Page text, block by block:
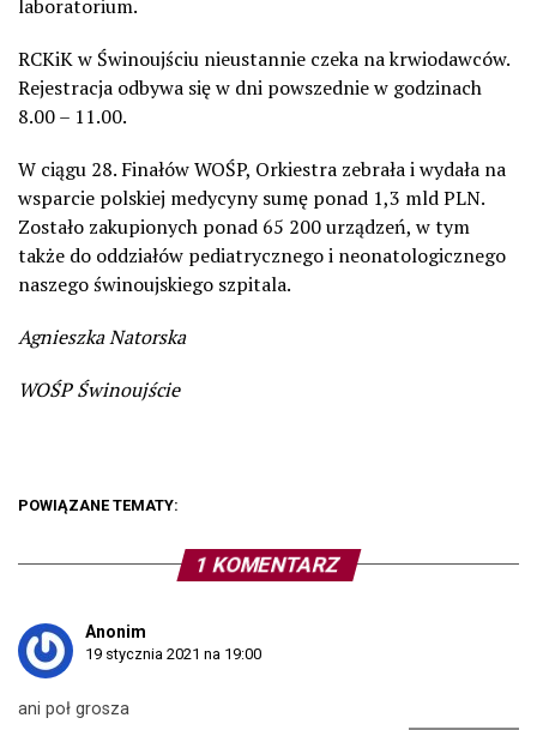
laboratorium.
RCKiK w Świnoujściu nieustannie czeka na krwiodawców.
Rejestracja odbywa się w dni powszednie w godzinach
8.00 – 11.00.
W ciągu 28. Finałów WOŚP, Orkiestra zebrała i wydała na
wsparcie polskiej medycyny sumę ponad 1,3 mld PLN.
Zostało zakupionych ponad 65 200 urządzeń, w tym
także do oddziałów pediatrycznego i neonatologicznego
naszego świnoujskiego szpitala.
Agnieszka Natorska
WOŚP Świnoujście
POWIĄZANE TEMATY:
1 KOMENTARZ
Anonim
19 stycznia 2021 na 19:00
ani poł grosza